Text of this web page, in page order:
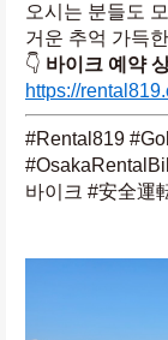
오시는 분들도
거운 추억 가득
👇 바이크 예약
https://
#Rental819
바이크 #安全運